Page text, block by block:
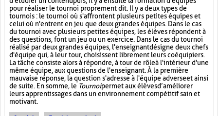
pour réaliser le tournoi proprement dit. Il y a deux types de
tournois : le tournoi où s'affrontent plusieurs petites équipes et
celui où n'entrent en jeu que deux grandes équipes. Dans le cas
du tournoi avec plusieurs petites équipes, les élèves répondent à
des questions, font un jeu ou un exercice. Dans le cas du tournoi
réalisé par deux grandes équipes, l'enseignant désigne deux chefs
d'équipe qui, à leur tour, choisissent librement leurs coéquipiers.
La tâche consiste alors à répondre, à tour de rôle à l'intérieur d'une
même équipe, aux questions de l'enseignant. À la première
mauvaise réponse, la question s'adresse à l'équipe adverse et ainsi
de suite. En somme, le Tournoipermet aux élèves d’améliorer
leurs apprentissages dans un environnement compétitif sain et
motivant.